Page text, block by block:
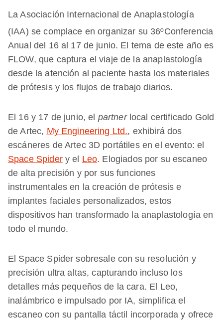
La Asociación Internacional de Anaplastología
(IAA) se complace en organizar su 36ºConferencia
Anual del 16 al 17 de junio. El tema de este año es
FLOW, que captura el viaje de la anaplastología
desde la atención al paciente hasta los materiales
de prótesis y los flujos de trabajo diarios.
El 16 y 17 de junio, el partnerlocal certificado Gold
de Artec, My Engineering Ltd., exhibirá dos
escáneres de Artec 3D portátiles en el evento: el
Space Spidery el Leo. Elogiados por su escaneo
de alta precisión y por sus funciones
instrumentales en la creación de prótesis e
implantes faciales personalizados, estos
dispositivos han transformado la anaplastología en
todo el mundo.
El Space Spider sobresale con su resolución y
precisión ultra altas, capturando incluso los
detalles más pequeños de la cara. El Leo,
inalámbrico e impulsado por IA, simplifica el
escaneo con su pantalla táctil incorporada y ofrece